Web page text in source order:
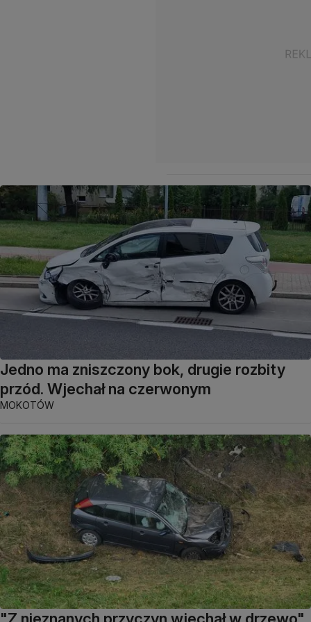
Jedno ma zniszczony bok, drugie rozbity
przód. Wjechał na czerwonym
MOKOTÓW